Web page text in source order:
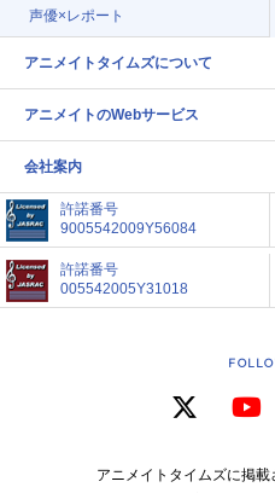
声優×レポート
アニメイトタイムズについて
アニメイトのWebサービス
会社案内
許諾番号
9005542009Y56084
許諾番号
005542005Y31018
アニメイトタイムズに掲載